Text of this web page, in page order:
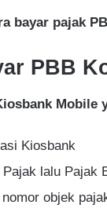
bayar pajak
PBB
Mobile
Kiosbank
lalu Pajak
objek